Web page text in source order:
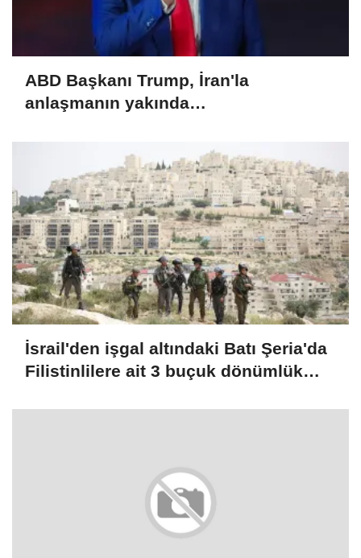
ABD Başkanı Trump, İran'la
anlaşmanın yakında
İsrail'den işgal altındaki Batı Şeria'da
Filistinlilere ait 3 buçuk dönümlük